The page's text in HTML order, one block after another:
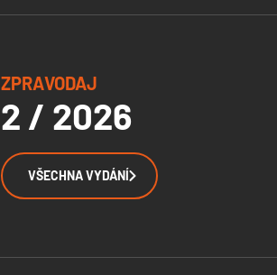
ZPRAVODAJ
2 / 2026
VŠECHNA VYDÁNÍ